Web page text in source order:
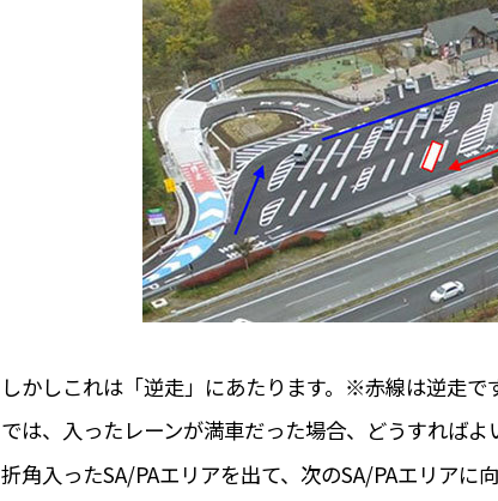
しかしこれは「逆走」にあたります。※赤線は逆走
では、入ったレーンが満車だった場合、どうすればよ
折角入ったSA/PAエリアを出て、次のSA/PAエリアに